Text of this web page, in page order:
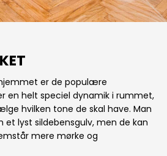
er de populære
en helt speciel dynamik i rummet,
hvilken tone de skal have. Man
et lyst sildebensgulv, men de kan
mere mørke og